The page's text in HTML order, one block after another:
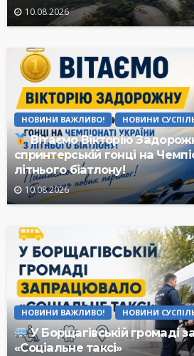
10.08.2026
НОВИНИ ВАЖЛИВО! НОВИНИ
Вітаємо Вікторію
спринтерській гонці на
літнього біатлону!
10.08.2026
НОВИНИ ВАЖЛИВО! НОВИНИ
У Борщагівській громаді
«Соціальне таксі»